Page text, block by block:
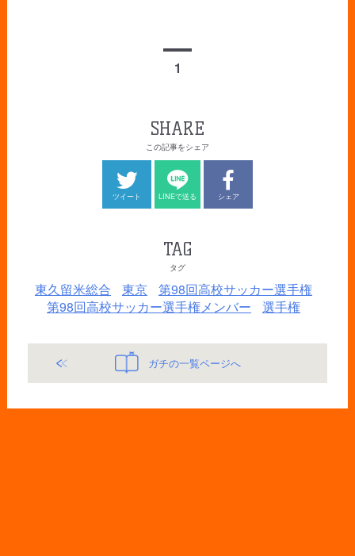
1
SHARE
この記事をシェア
ツイート LINEで送る シェア
TAG
タグ
東久留米総合 東京
第98回高校サッカー選手権
第98回高校サッカー選手権メンバー
選手権
ガチの一覧ページへ